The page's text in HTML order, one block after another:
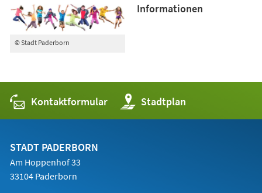
© Stadt Paderborn
Informationen
Kontaktformular Stadtplan
(Öffnet
in
einem
STADT PADERBORN
Am Hoppenhof 33
33104 Paderborn